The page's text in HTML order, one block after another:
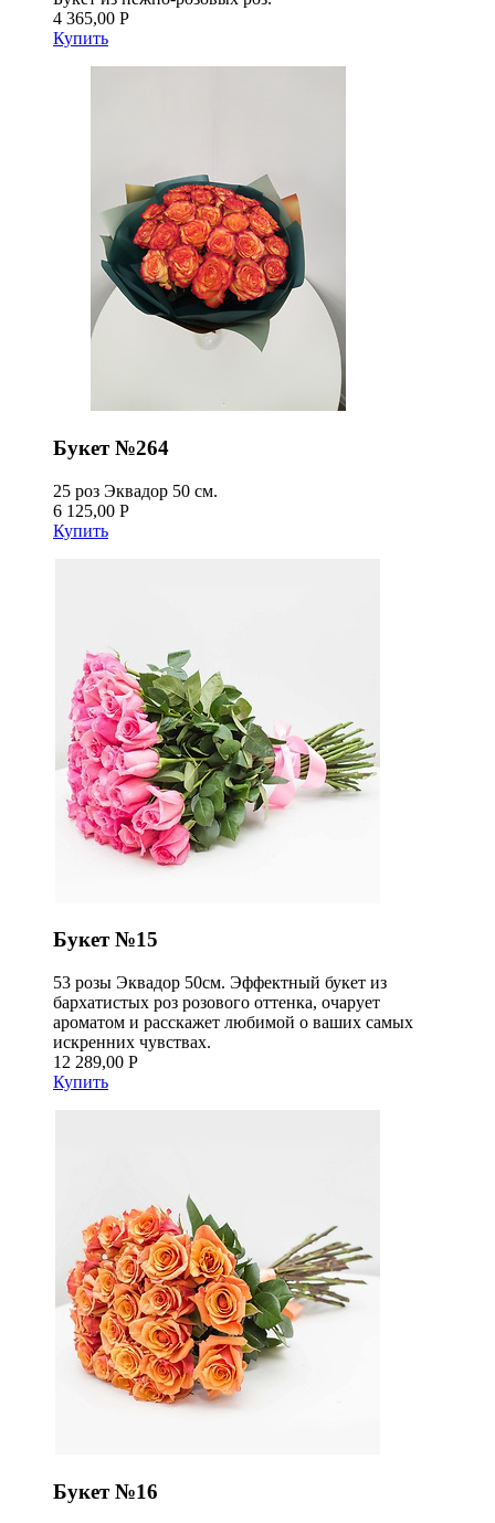
4 365,00 Р
Купить
Букет №264
25 роз Эквадор 50 см.
6 125,00 Р
Купить
Букет №15
53 розы Эквадор 50см. Эффектный букет из
бархатистых роз розового оттенка, очарует
ароматом и расскажет любимой о ваших самых
искренних чувствах.
12 289,00 Р
Купить
Букет №16